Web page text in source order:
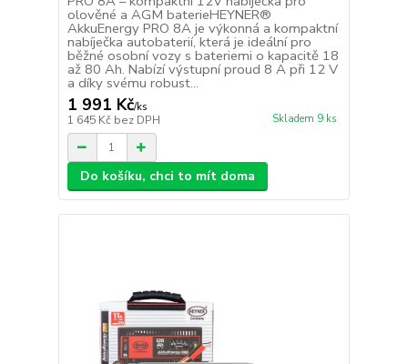
olověné a AGM baterieHEYNER®
AkkuEnergy PRO 8A je výkonná a kompaktní
nabíječka autobaterií, která je ideální pro
běžné osobní vozy s bateriemi o kapacitě 18
až 80 Ah. Nabízí výstupní proud 8 A při 12 V
a díky svému robust...
1 991 Kč/ks
1 645 Kč bez DPH Skladem 9 ks
Do košíku, chci to mít doma